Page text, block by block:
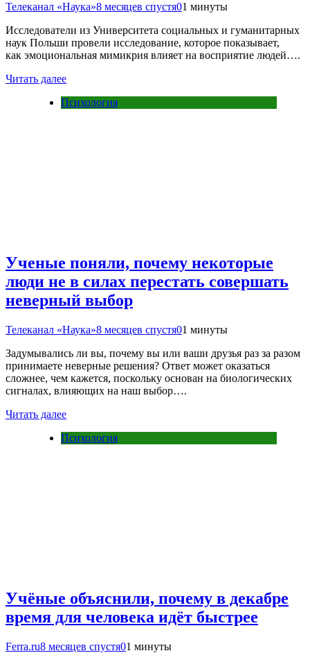
Телеканал «Наука»8 месяцев спустя01 минуты
Исследователи из Университета социальных и гуманитарных
наук Польши провели исследование, которое показывает,
как эмоциональная мимикрия влияет на восприятие людей….
Читать далее
Психология
Ученые поняли, почему некоторые
люди не в силах перестать совершать
неверный выбор
Телеканал «Наука»8 месяцев спустя01 минуты
Задумывались ли вы, почему вы или ваши друзья раз за разом
принимаете неверные решения? Ответ может оказаться
сложнее, чем кажется, поскольку основан на биологических
сигналах, влияющих на наш выбор….
Читать далее
Психология
Учёные объяснили, почему в декабре
время для человека идёт быстрее
Ferra.ru8 месяцев спустя01 минуты